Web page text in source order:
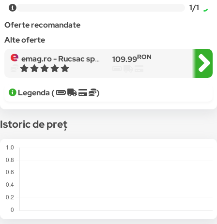
1/1
Oferte recomandate
Alte oferte
emag.ro -Rucsac sport de timp liber, adidas, Power V BP, gri 109.99RON
Legenda ( )
Istoric de preț